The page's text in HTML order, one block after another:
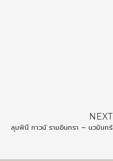
NEXT
ลุมพินี ทาวน์ รามอินทรา – นวมินทร์